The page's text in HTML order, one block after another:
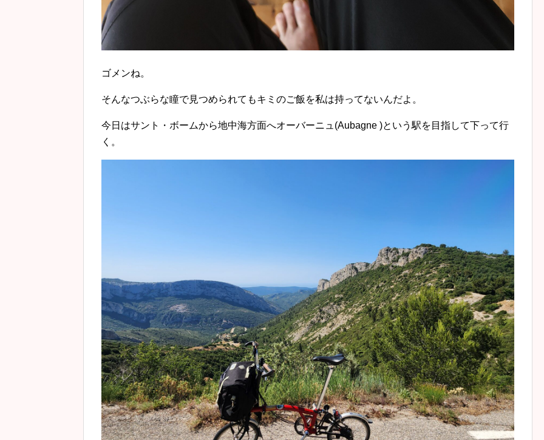
ゴメンね。
そんなつぶらな瞳で見つめられてもキミのご飯を私は持ってないんだよ。
今日はサント・ボームから地中海方面へオーバーニュ(Aubagne )という駅を目指して下って行
く。